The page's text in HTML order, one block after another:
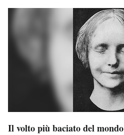
Il volto più baciato del mondo